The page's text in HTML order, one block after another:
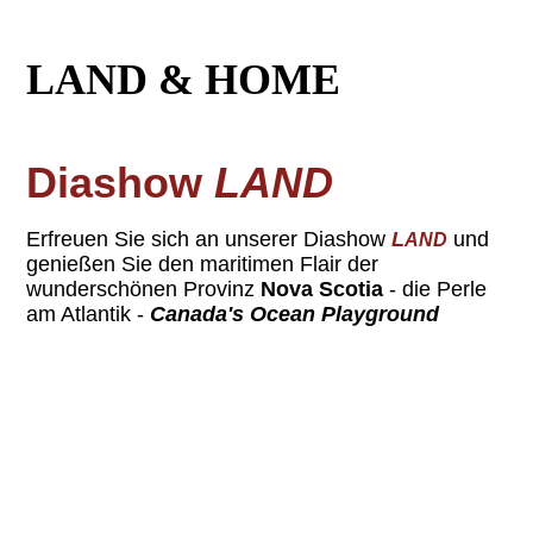
LAND & HOME
Diashow LAND
Erfreuen Sie sich an unserer DiashowLAND und
genießen Sie den maritimen Flair der
wunderschönen Provinz Nova Scotia - die Perle
am Atlantik - Canada's Ocean Playground